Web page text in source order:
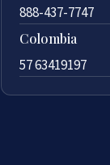
888-437-7747
Colombia
57 63419197